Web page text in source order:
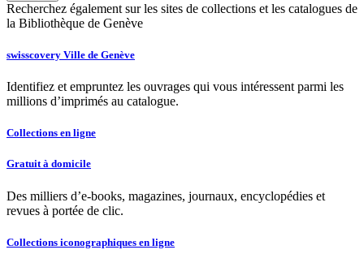
Recherchez également sur les sites de collections et les catalogues de
la Bibliothèque de Genève
swisscovery Ville de Genève
Identifiez et empruntez les ouvrages qui vous intéressent parmi les
millions d’imprimés au catalogue.
Collections en ligne
Gratuit à domicile
Des milliers d’e-books, magazines, journaux, encyclopédies et
revues à portée de clic.
Collections iconographiques en ligne